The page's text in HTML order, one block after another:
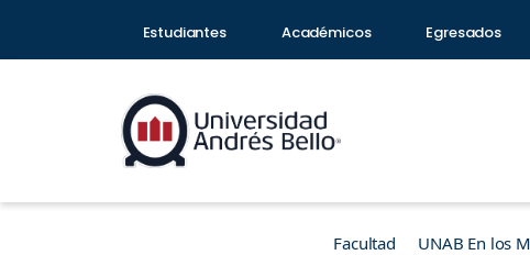
Estudiantes Académicos Egresados
Facultad UNAB En los